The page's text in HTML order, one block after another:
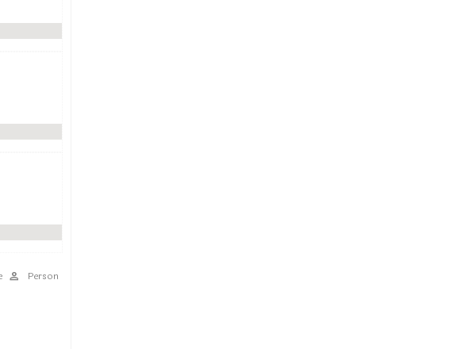
Person